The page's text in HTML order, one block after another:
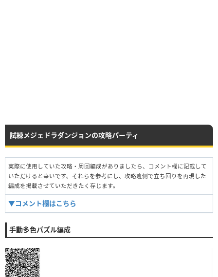
試練メジェドラダンジョンの攻略パーティ
実際に使用していた攻略・周回編成がありましたら、コメント欄に記載して
いただけると幸いです。それらを参考にし、攻略班側で立ち回りを再現した
編成を掲載させていただきたく存じます。
▼コメント欄はこちら
手動多色パズル編成